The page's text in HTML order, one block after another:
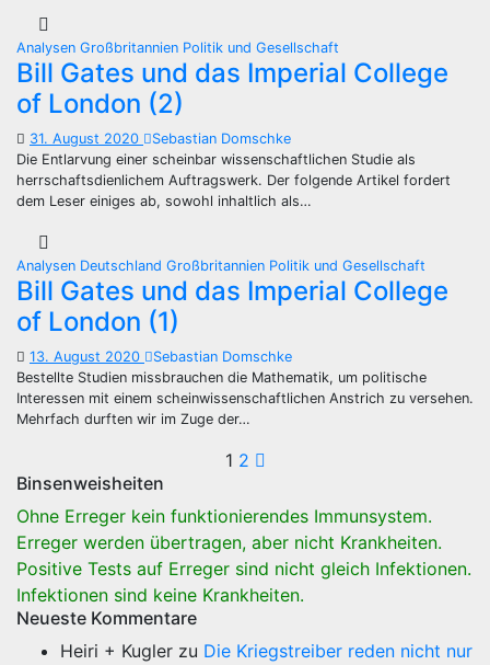
Analysen Großbritannien Politik und Gesellschaft
Bill Gates und das Imperial College
of London (2)
31. August 2020
Sebastian Domschke
Die Entlarvung einer scheinbar wissenschaftlichen Studie als
herrschaftsdienlichem Auftragswerk. Der folgende Artikel fordert
dem Leser einiges ab, sowohl inhaltlich als…
Analysen Deutschland Großbritannien Politik und Gesellschaft
Bill Gates und das Imperial College
of London (1)
13. August 2020
Sebastian Domschke
Bestellte Studien missbrauchen die Mathematik, um politische
Interessen mit einem scheinwissenschaftlichen Anstrich zu versehen.
Mehrfach durften wir im Zuge der…
der
Beiträge
1 2
Binsenweisheiten
Ohne Erreger kein funktionierendes Immunsystem.
Erreger werden übertragen, aber nicht Krankheiten.
Positive Tests auf Erreger sind nicht gleich Infektionen.
Infektionen sind keine Krankheiten.
Neueste Kommentare
Heiri + Kugler zu Die Kriegstreiber reden nicht nur